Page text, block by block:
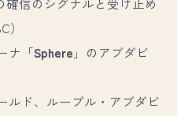
ナ「Sphere 」のアブダビ
ルド、ルーブル・アブダビ